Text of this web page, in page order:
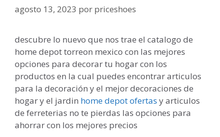
agosto 13, 2023 por priceshoes
descubre lo nuevo que nos trae el catalogo de
home depot torreon mexico con las mejores
opciones para decorar tu hogar con los
productos en la cual puedes encontrar articulos
para la decoración y el mejor decoraciones de
hogar y el jardin home depot ofertas y articulos
de ferreterias no te pierdas las opciones para
ahorrar con los mejores precios